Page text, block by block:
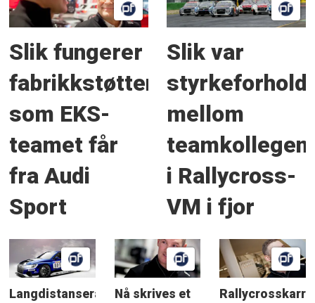
Slik fungerer
fabrikkstøtten
som EKS-
teamet får
fra Audi
Sport
Slik var
mellom
i Rallycross-
VM i fjor
LangdistanseracingNå skrives et